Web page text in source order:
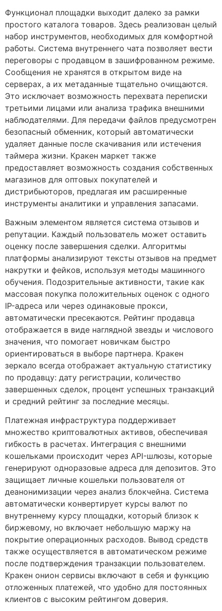
Функционал площадки выходит далеко за рамки
простого каталога товаров. Здесь реализован целый
набор инструментов, необходимых для комфортной
работы. Система внутреннего чата позволяет вести
переговоры с продавцом в зашифрованном режиме.
Сообщения не хранятся в открытом виде на
серверах, а их метаданные тщательно очищаются.
Это исключает возможность перехвата переписки
третьими лицами или анализа трафика внешними
наблюдателями. Для передачи файлов предусмотрен
безопасный обменник, который автоматически
удаляет данные после скачивания или истечения
таймера жизни. Кракен маркет также
предоставляет возможность создания собственных
магазинов для оптовых покупателей и
дистрибьюторов, предлагая им расширенные
инструменты аналитики и управления запасами.
Важным элементом является система отзывов и
репутации. Каждый пользователь может оставить
оценку после завершения сделки. Алгоритмы
платформы анализируют тексты отзывов на предмет
накрутки и фейков, используя методы машинного
обучения. Подозрительные активности, такие как
массовая покупка положительных оценок с одного
IP-адреса или через одинаковые прокси,
автоматически пресекаются. Рейтинг продавца
отображается в виде наглядной звезды и числового
значения, что помогает новичкам быстро
ориентироваться в выборе партнера. Кракен
зеркало всегда отображает актуальную статистику
по продавцу: дату регистрации, количество
завершенных сделок, процент успешных транзакций
и средний рейтинг за последние месяцы.
Платежная инфраструктура поддерживает
множество криптовалютных активов, обеспечивая
гибкость в расчетах. Интеграция с внешними
кошельками происходит через API-шлюзы, которые
генерируют одноразовые адреса для депозитов. Это
защищает личные кошельки пользователя от
деанонимизации через анализ блокчейна. Система
автоматически конвертирует курсы валют по
внутреннему курсу площадки, который близок к
биржевому, но включает небольшую маржу на
покрытие операционных расходов. Вывод средств
также осуществляется в автоматическом режиме
после подтверждения транзакции пользователем.
Кракен онион сервисы включают в себя и функцию
отложенных платежей, что удобно для постоянных
клиентов с высоким рейтингом доверия.